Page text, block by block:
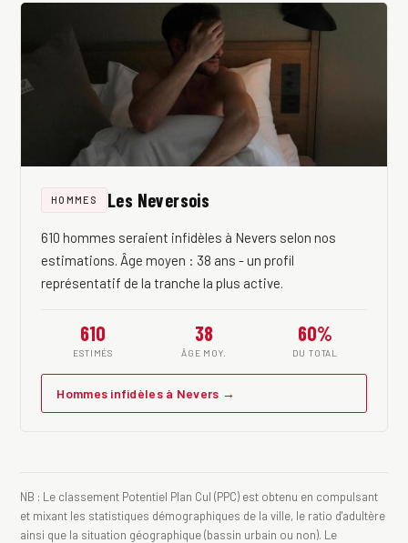
HOMMES Les Neversois
610 hommes seraient infidèles à Nevers selon nos
estimations. Âge moyen : 38 ans - un profil
représentatif de la tranche la plus active.
610
ESTIMÉS
38
ÂGE MOY.
60%
DU TOTAL
Hommes infidèles à Nevers →
NB : Le classement Potentiel Plan Cul (PPC) est obtenu en compulsant
et mixant les statistiques démographiques de la ville, le ratio d'adultère
ainsi que la situation géographique (bassin urbain ou non). Le